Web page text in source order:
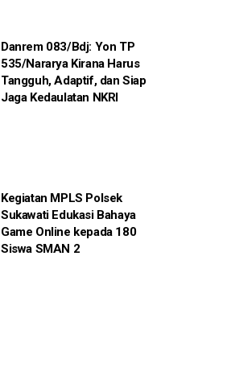
Danrem 083/Bdj: Yon TP
535/Nararya Kirana Harus
Tangguh, Adaptif, dan Siap
Jaga Kedaulatan NKRI
Kegiatan MPLS Polsek
Sukawati Edukasi Bahaya
Game Online kepada 180
Siswa SMAN 2